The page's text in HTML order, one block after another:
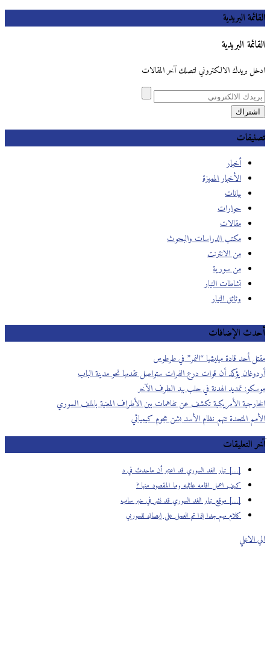
القائمة البريدية
القائمة البريدية
ادخل بريدك الالكتروني لتصلك آخر المقالات
تصنيفات
أخبار
الأخبار المميزة
بيانات
حوارات
مقالات
مكتب الدراسات والبحوث
من الانترنت
من سورية
نشاطات التيار
وثائق التيار
أحدث الإضافات
مقتل أحد قادة ميليشيا “النمر” في طرطوس
أردوغان يؤكد أن قوات درع الفرات ستواصل تقدمها نحو مدينة الباب
موسكو: تمديد الهدنة في حلب بيد الطرف الآخر
الخارجية الأمريكية تكشف عن تفاهمات بين الأطراف المعنية بالملف السوري
الأمم المتحدة تتهم نظام الأسد بشن هجوم كيميائي
آخر التعليقات
[…] تيار الغد السوري قد اعتبر أن ماحدث في د
كيف اعمل اقامه عائليه وما المقصود منها ?
[…] موقع تيار الغد السوري قد نشر في خبر ساب
كلام مهم جدا إذا تم العمل على إيصاله للسوريي
الي الاعلي